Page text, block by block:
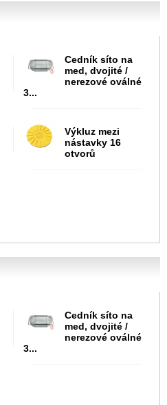
Cedník síto na
med, dvojité /
nerezové oválné
3...
Výkluz mezi
nástavky 16
otvorů
Cedník síto na
med, dvojité /
nerezové oválné
3...